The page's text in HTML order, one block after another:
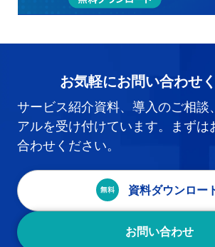
お気軽にお問い合わせ
サービス紹介資料、導入のご相談
アルを受け付けています。まずは
合わせください。
資料ダウンロー
お問い合わせ